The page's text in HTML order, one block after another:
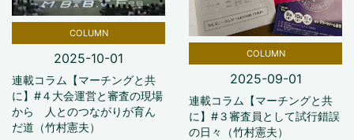
COLUMN
2025-10-01
連載コラム【マーチングと共
に】#４大会運営と審査の現場
から 人とのつながりが育ん
だ道（竹村憲夫）
COLUMN
2025-09-01
連載コラム【マーチングと共
に】#３審査員として試行錯誤
の日々（竹村憲夫）